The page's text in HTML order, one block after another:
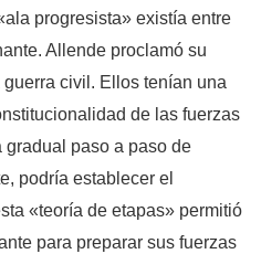
progresista» existía entre
Allende proclamó su
civil. Ellos tenían una
de las fuerzas
gradual paso a paso de
podría establecer el
«teoría de etapas» permitió
para preparar sus fuerzas